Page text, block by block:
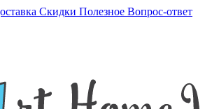
Скидки Полезное Вопрос-ответ